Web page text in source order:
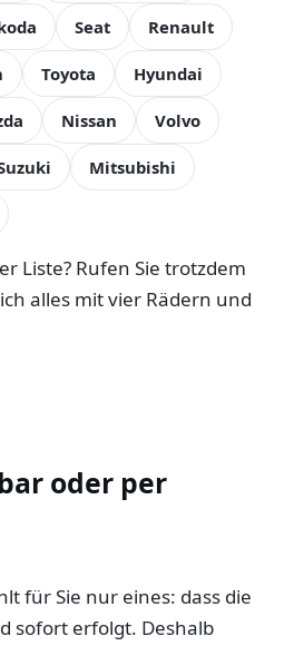
Seat Renault
Toyota Hyundai
Nissan Volvo
Mitsubishi
Liste? Rufen Sie trotzdem
alles mit vier Rädern und
oder per
für Sie nur eines: dass die
sofort erfolgt. Deshalb